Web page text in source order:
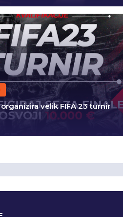
velik FIFA 23 turnir